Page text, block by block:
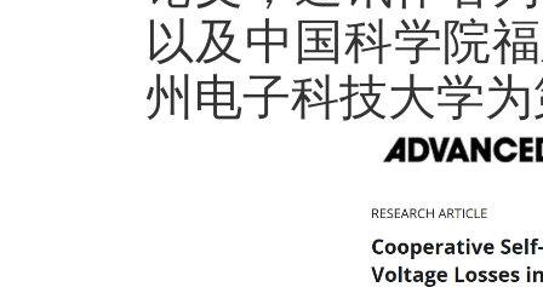
以及中国科学院
州电子科技大学